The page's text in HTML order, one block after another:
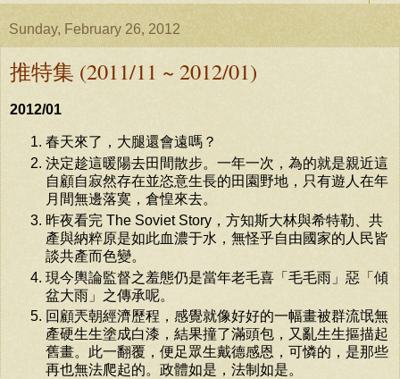
Sunday, February 26, 2012
推特集 (2011/11 ~ 2012/01)
2012/01
春天來了，大腿還會遠嗎？
決定趁這暖陽去田間散步。一年一次，為的就是親近這
自顧自寂然存在並恣意生長的田園野地，只有遊人在年
月間無邊落寞，倉惶來去。
昨夜看完 The Soviet Story，方知斯大林與希特勒、共
產與納粹原是如此血濃于水，無怪乎自由國家的人民皆
談共產而色變。
現今輿論監督之羞態仍是當年老毛喜「毛毛雨」惡「傾
盆大雨」之傳承呢。
回顧兲朝經濟歷程，感覺就像好好的一幅畫被群流氓無
產硬生生塗成白漆，結果撞了滿頭包，又亂生生摳描起
舊畫。此一翻覆，便足眾生戴德感恩，可憐的，是那些
再也無法爬起的。政體如是，法制如是。